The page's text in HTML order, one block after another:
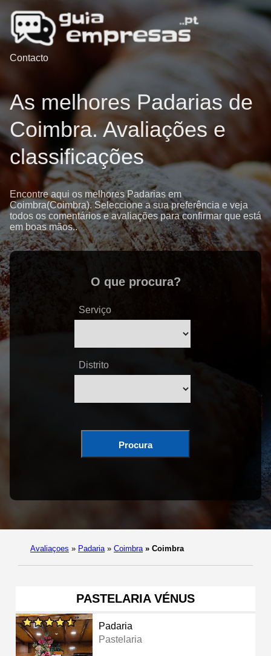
Contacto
As melhores Padarias de
Coimbra. Avaliações e
classificações
Encontre aqui os melhores Padarias em
Coimbra(Coimbra). Seleccione a sua preferência e veja
todos os comentários e avaliações para confirmar que está
em boas mãos..
O que procura?
Serviço
Distrito
Procura
Avaliaçoes » Padaria » Coimbra » Coimbra
PASTELARIA VÉNUS
Padaria
Pastelaria